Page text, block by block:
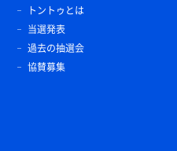
トントゥとは
当選発表
過去の抽選会
協賛募集